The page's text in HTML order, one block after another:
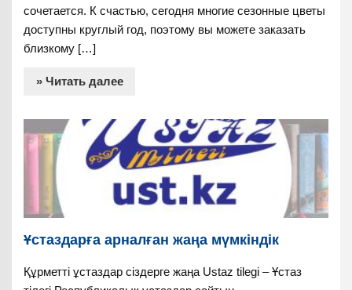
сочетается. К счастью, сегодня многие сезонные цветы
доступны круглый год, поэтому вы можете заказать
близкому […]
» Читать далее
Ұстаздарға арналған жаңа мүмкіндік
Құрметті ұстаздар сіздерге жаңа Ustaz tilegi – Ұстаз